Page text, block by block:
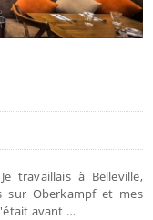
travaillais à Belleville,
sur Oberkampf et mes
avant …